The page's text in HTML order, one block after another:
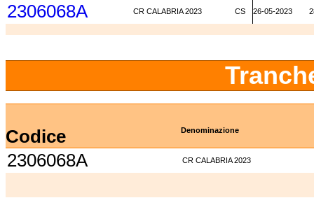
2306068A CR CALABRIA 2023 CS 26-05-2023
Codice Denominazione
2306068A CR CALABRIA 2023